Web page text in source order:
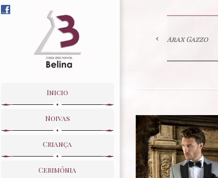
Inicio
Noivas
Criança
Cerimónia
Arax Gazzo